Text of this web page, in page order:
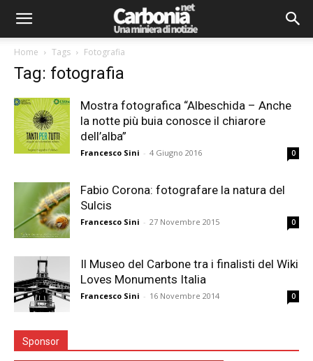
Home Tags Fotografia
Tag: fotografia
Mostra fotografica “Albeschida – Anche
la notte più buia conosce il chiarore
dell’alba”
Francesco Sini - 4 Giugno 2016 0
Fabio Corona: fotografare la natura del
Sulcis
Francesco Sini - 27 Novembre 2015 0
Il Museo del Carbone tra i finalisti del Wiki
Loves Monuments Italia
Francesco Sini - 16 Novembre 2014 0
Sponsor